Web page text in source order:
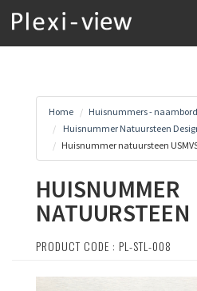
Home
Huisnummers -
Huisnummer Natuursteen
Huisnummer natuursteen
HUISNUMMER
NATUURSTEEN
PRODUCT CODE : PL-STL-008